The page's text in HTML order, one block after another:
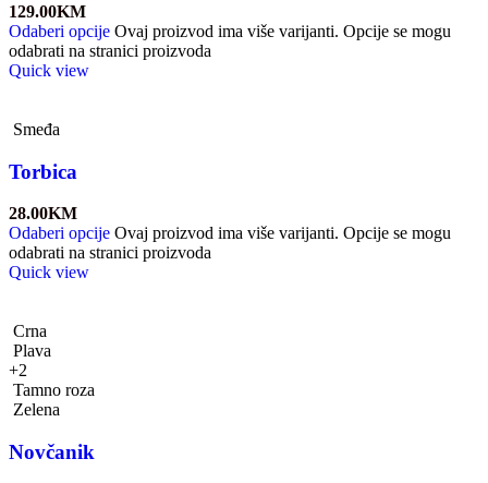
129.00KM
Odaberi opcije Ovaj proizvod ima više varijanti. Opcije se mogu
odabrati na stranici proizvoda
Quick view
Smeđa
Torbica
28.00KM
Odaberi opcije Ovaj proizvod ima više varijanti. Opcije se mogu
odabrati na stranici proizvoda
Quick view
Crna
Plava
+2
Tamno roza
Zelena
Novčanik